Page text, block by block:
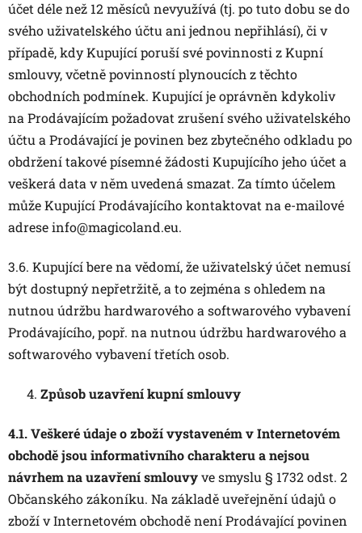
účet déle než 12 měsíců nevyužívá (tj. po tuto dobu se do
svého uživatelského účtu ani jednou nepřihlásí), či v
případě, kdy Kupující poruší své povinnosti z Kupní
smlouvy, včetně povinností plynoucích z těchto
obchodních podmínek. Kupující je oprávněn kdykoliv
na Prodávajícím požadovat zrušení svého uživatelského
účtu a Prodávající je povinen bez zbytečného odkladu po
obdržení takové písemné žádosti Kupujícího jeho účet a
veškerá data v něm uvedená smazat. Za tímto účelem
může Kupující Prodávajícího kontaktovat na e-mailové
adrese info@magicoland.eu.
3.6. Kupující bere na vědomí, že uživatelský účet nemusí
být dostupný nepřetržitě, a to zejména s ohledem na
nutnou údržbu hardwarového a softwarového vybavení
Prodávajícího, popř. na nutnou údržbu hardwarového a
softwarového vybavení třetích osob.
Způsob uzavření kupní smlouvy
4.1. Veškeré údaje o zboží vystaveném v Internetovém
obchodě jsou informativního charakteru a nejsou
návrhem na uzavření smlouvyve smyslu § 1732 odst. 2
Občanského zákoníku. Na základě uveřejnění údajů o
zboží v Internetovém obchodě není Prodávající povinen